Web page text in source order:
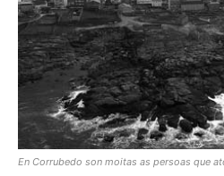
En Corrubedo son moitas as persoas que